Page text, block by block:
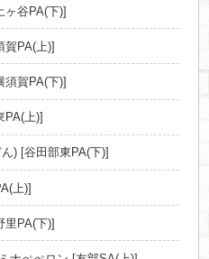
ヶ谷PA(下)]
賀PA(上)]
賀PA(下)]
上)]
) [谷田部東PA(下)]
上)]
里PA(下)]